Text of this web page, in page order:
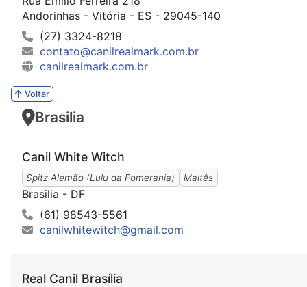
Andorinhas - Vitória - ES - 29045-140
(27) 3324-8218
contato@canilrealmark.com.br
canilrealmark.com.br
Voltar
Brasilia
Canil White Witch
Spitz Alemão (Lulu da Pomerania) Maltês
Brasilia - DF
(61) 98543-5561
canilwhitewitch@gmail.com
Real Canil Brasília